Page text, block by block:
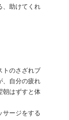
、助けてくれ
トのさざれブ
、自分の疲れ
朝はずすと体
サージをする